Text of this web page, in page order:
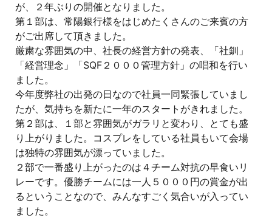
が、２年ぶりの開催となりました。
第１部は、常陽銀行様をはじめたくさんのご来賓の方
がご出席して頂きました。
厳粛な雰囲気の中、社長の経営方針の発表、「社釧」
「経営理念」「SQF２０００管理方針」の唱和を行い
ました。
今年度弊社の出発の日なので社員一同緊張していまし
たが、気持ちを新たに一年のスタートがきれました。
第２部は、１部と雰囲気がガラリと変わり、とても盛
り上がりました。コスプレをしている社員もいて会場
は独特の雰囲気が漂っていました。
２部で一番盛り上がったのは４チーム対抗の早食いリ
レーです。優勝チームには一人５０００円の賞金が出
るということなので、みんなすごく気合いが入ってい
ました。